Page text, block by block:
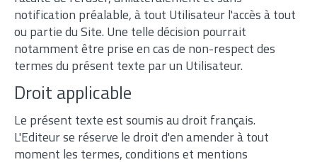
notification préalable, à tout Utilisateur l'accès à tout
ou partie du Site. Une telle décision pourrait
notamment être prise en cas de non-respect des
termes du présent texte par un Utilisateur.
Droit applicable
Le présent texte est soumis au droit français.
L'Editeur se réserve le droit d'en amender à tout
moment les termes, conditions et mentions